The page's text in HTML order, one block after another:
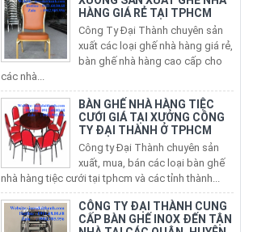
Công Ty Đại Thành chuyên sản
xuất các loại ghế nhà hàng giá rẻ,
bàn ghế nhà hàng cao cấp cho
các nhà...
CƯỚI GIÁ TẠI XƯỞNG CÔNG
TY ĐẠI THÀNH Ở TPHCM
Công ty Đại Thành chuyên sản
xuất, mua, bán các loại bàn ghế
nhà hàng tiệc cưới tại tphcm và các tỉnh thành...
CÔNG TY ĐẠI THÀNH CUNG
CẤP BÀN GHẾ INOX ĐẾN TẬN
NHÀ TẠI CÁC QUẬN, HUYỆN
Ở TPHCM